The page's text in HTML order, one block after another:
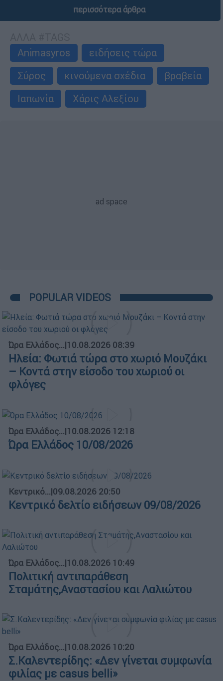
περισσότερα άρθρα
Animasyros
ειδήσεις τώρα
Σύρος
κινούμενα σχέδια
βραβεία
Ιαπωνία
Χάρις Αλεξίου
POPULAR VIDEOS
Ώρα Ελλάδος...|10.08.2026 08:39
Ηλεία: Φωτιά τώρα στο χωριό Μουζάκι
– Κοντά στην είσοδο του χωριού οι
φλόγες
Ώρα Ελλάδος...|10.08.2026 12:18
Ώρα Ελλάδος 10/08/2026
Κεντρικό...|09.08.2026 20:50
Κεντρικό δελτίο ειδήσεων 09/08/2026
Ώρα Ελλάδος...|10.08.2026 10:49
Πολιτική αντιπαράθεση
Σταμάτης,Αναστασίου και Λαλιώτου
Ώρα Ελλάδος...|10.08.2026 10:20
Σ.Καλεντερίδης: «Δεν γίνεται συμφωνία
φιλίας με casus belli»